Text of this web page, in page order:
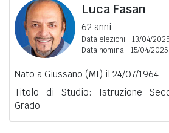
Luca Fasan
62 anni
Data elezioni: 13/04/2025
Data nomina: 15/04/2025
Nato a Giussano (MI) il 24/07/1964
Titolo di Studio: Istruzione
Grado